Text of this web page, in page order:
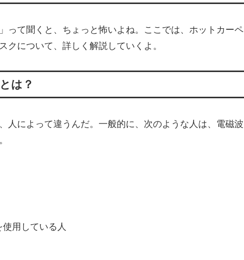
って聞くと、ちょっと怖いよね。ここでは、ホットカーペ
クについて、詳しく解説していくよ。
は？
人によって違うんだ。一般的に、次のような人は、電磁波
用している人